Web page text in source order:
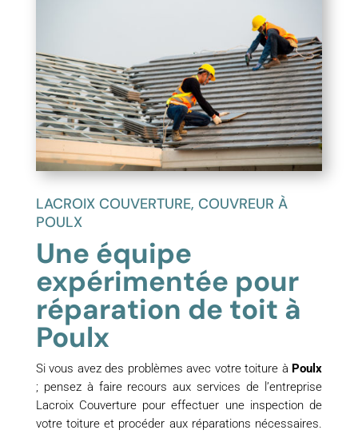
LACROIX COUVERTURE, COUVREUR À
POULX
Une équipe
expérimentée pour
réparation de toit à
Poulx
Si vous avez des problèmes avec votre toiture à Poulx
; pensez à faire recours aux services de l’entreprise
Lacroix Couverture pour effectuer une inspection de
votre toiture et procéder aux réparations nécessaires.